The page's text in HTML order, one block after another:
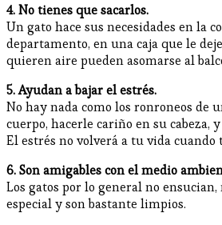
4. No tienes que sacarlos.
Un gato hace sus necesidades en la
departamento, en una caja que le
quieren aire pueden asomarse al
5. Ayudan a bajar el estrés.
No hay nada como los ronroneos de
cuerpo, hacerle cariño en su cabeza,
El estrés no volverá a tu vida cuando
6. Son amigables con el medio
Los gatos por lo general no
especial y son bastante limpios.